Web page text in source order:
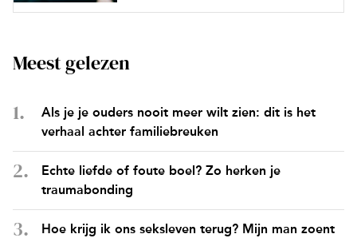
Meest gelezen
Als je je ouders nooit meer wilt zien: dit is het
verhaal achter familiebreuken
Echte liefde of foute boel? Zo herken je
traumabonding
Hoe krijg ik ons seksleven terug? Mijn man zoent